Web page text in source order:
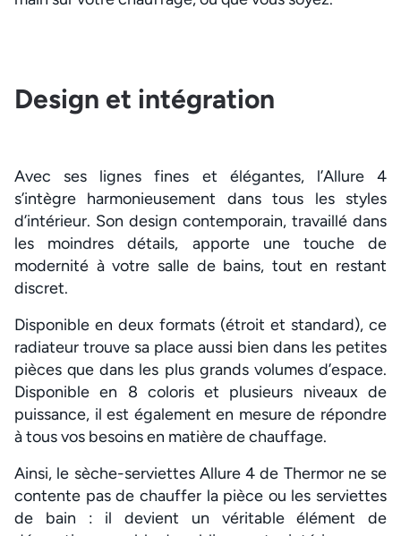
Design et intégration
Avec ses lignes fines et élégantes, l’Allure 4
s’intègre harmonieusement dans tous les styles
d’intérieur. Son design contemporain, travaillé dans
les moindres détails, apporte une touche de
modernité à votre salle de bains, tout en restant
discret.
Disponible en deux formats (étroit et standard), ce
radiateur trouve sa place aussi bien dans les petites
pièces que dans les plus grands volumes d’espace.
Disponible en 8 coloris et plusieurs niveaux de
puissance, il est également en mesure de répondre
à tous vos besoins en matière de chauffage.
Ainsi, le sèche-serviettes Allure 4 de Thermor ne se
contente pas de chauffer la pièce ou les serviettes
de bain : il devient un véritable élément de